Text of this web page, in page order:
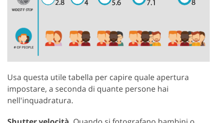
Usa questa utile tabella per capire quale apertura
impostare, a seconda di quante persone hai
nell'inquadratura.